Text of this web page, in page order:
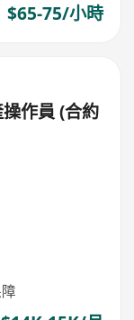
$65-75/小時
作員 (合約